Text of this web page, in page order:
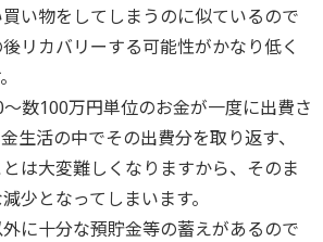
い物をしてしまうのに似ているので
リカバリーする可能性がかなり低く
数100万円単位のお金が一度に出費さ
生活の中でその出費分を取り返す、
は大変難しくなりますから、そのま
少となってしまいます。
に十分な預貯金等の蓄えがあるので